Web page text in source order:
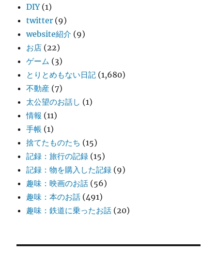
DIY(1)
twitter (9)
website紹介 (9)
お店 (22)
ゲーム (3)
とりとめもない日記 (1,680)
不動産 (7)
太公望のお話し (1)
情報 (11)
手帳 (1)
捨てたものたち (15)
記録：旅行の記録 (15)
記録：物を購入した記録 (9)
趣味：映画のお話 (56)
趣味：本のお話 (491)
趣味：鉄道に乗ったお話 (20)